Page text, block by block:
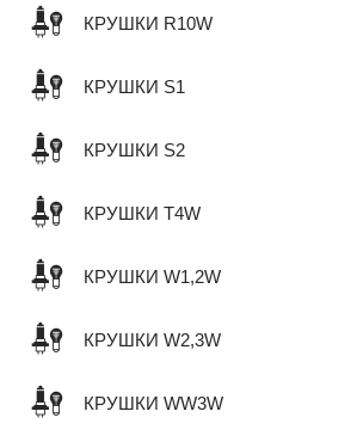
КРУШКИ R10W
КРУШКИ S1
КРУШКИ S2
КРУШКИ T4W
КРУШКИ W1,2W
КРУШКИ W2,3W
КРУШКИ WW3W